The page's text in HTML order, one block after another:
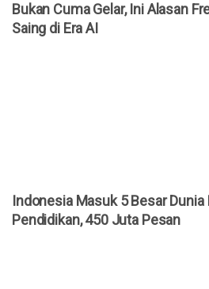
Bukan Cuma Gelar, Ini Alasan
Saing di Era AI
Indonesia Masuk 5 Besar
Pendidikan, 450 Juta Pesan